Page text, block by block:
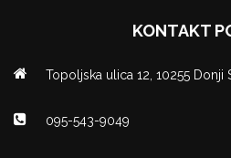
KONTAKT
Topoljska ulica 12, 10255 Donji
095-543-9049